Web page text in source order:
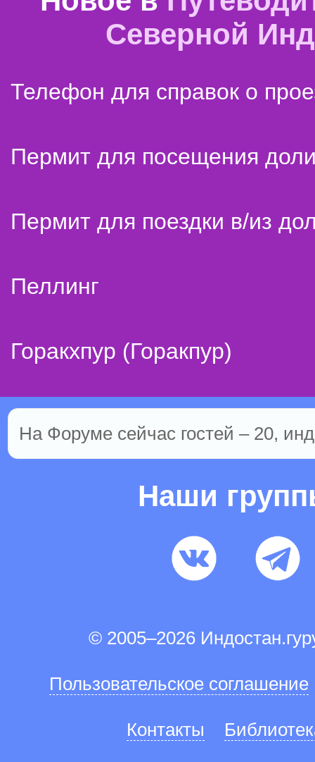
Северной
Телефон для справок о
Пермит для посещения
Пермит для поездки в/из
Пеллинг
Горакхпур (Горакпур)
На Форуме сейчас гостей – 20,
Наши
© 2005–2026
Пользовательское соглашение
Контакты